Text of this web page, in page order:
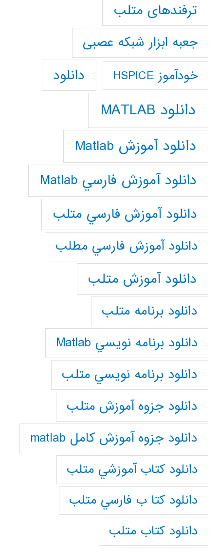
ترفندهای متلب
جعبه ابزار شبکه عصبی
خودآموز HSPICE دانلود
دانلود MATLAB
دانلود آموزش Matlab
دانلود آموزش فارسي Matlab
دانلود آموزش فارسي متلب
دانلود آموزش فارسي مطلب
دانلود آموزش متلب
دانلود برنامه متلب
دانلود برنامه نويسي Matlab
دانلود برنامه نويسي متلب
دانلود جزوه آموزش متلب
دانلود جزوه آموزش کامل matlab
دانلود كتاب آموزشي متلب
دانلود كتا ب فارسي متلب
دانلود كتاب متلب